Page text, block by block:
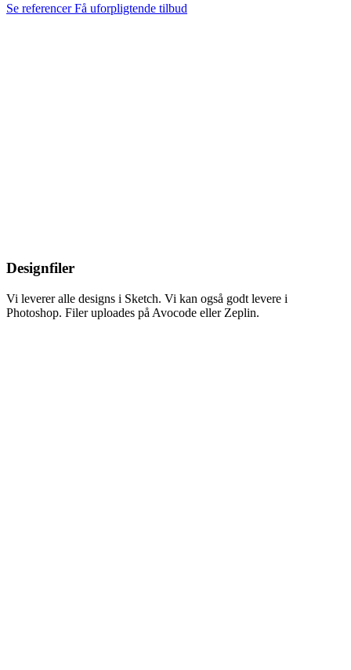
Se referencerFå uforpligtende tilbud
Designfiler
Vi leverer alle designs i Sketch. Vi kan også godt levere i
Photoshop. Filer uploades på Avocode eller Zeplin.